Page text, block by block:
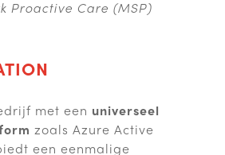
Proactive Care (MSP)
met een universeel
zoals Azure Active
een eenmalige